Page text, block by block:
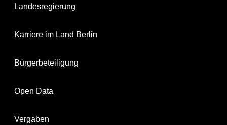
Landesregierung
Karriere im Land Berlin
Bürgerbeteiligung
Open Data
Vergaben